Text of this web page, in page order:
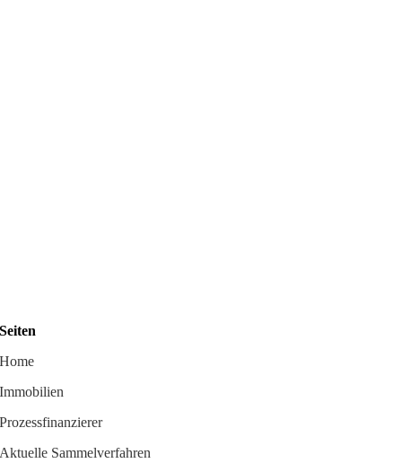
Seiten
Home
Immobilien
Prozessfinanzierer
Aktuelle Sammelverfahren